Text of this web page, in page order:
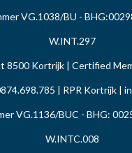
VG.1038/BU -
W.INT.297
8500 Kortrijk | Certified
| RPR Kortrijk |
VG.1136/BUC - BHG:
W.INTC.008